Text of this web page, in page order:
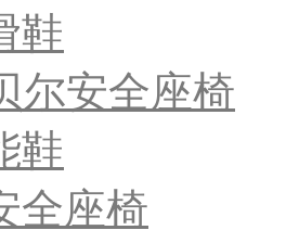
鞋
尔安全座椅
鞋
全座椅